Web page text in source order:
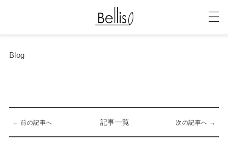
Blog
← 前の記事へ 記事一覧 次の記事へ →